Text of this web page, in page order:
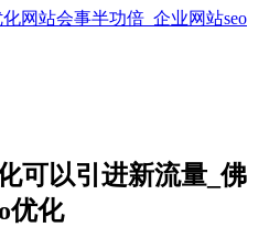
网站会事半功倍_企业网站seo
可以引进新流量_佛
优化